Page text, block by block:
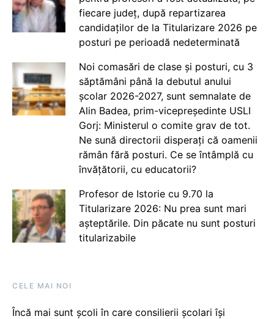
fiecare județ, după repartizarea
candidaților de la Titularizare 2026 pe
posturi pe perioadă nedeterminată
Noi comasări de clase și posturi, cu 3
săptămâni până la debutul anului
școlar 2026-2027, sunt semnalate de
Alin Badea, prim-vicepreședinte USLI
Gorj: Ministerul o comite grav de tot.
Ne sună directorii disperați că oamenii
rămân fără posturi. Ce se întâmplă cu
învățătorii, cu educatorii?
Profesor de Istorie cu 9.70 la
Titularizare 2026: Nu prea sunt mari
așteptările. Din păcate nu sunt posturi
titularizabile
CELE MAI NOI
Încă mai sunt școli în care consilierii școlari își